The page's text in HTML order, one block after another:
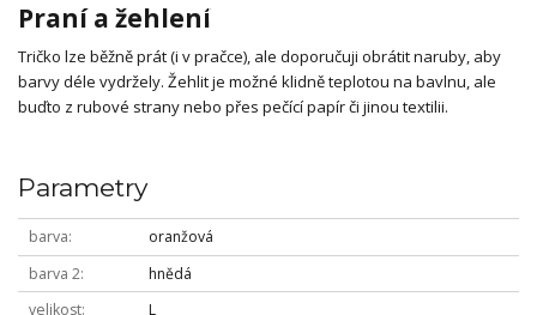
Praní a žehlení
Tričko lze běžně prát (i v pračce), ale doporučuji obrátit naruby, aby
barvy déle vydržely. Žehlit je možné klidně teplotou na bavlnu, ale
buďto z rubové strany nebo přes pečící papír či jinou textilii.
Parametry
barva
oranžová
barva 2
hnědá
velikost
L